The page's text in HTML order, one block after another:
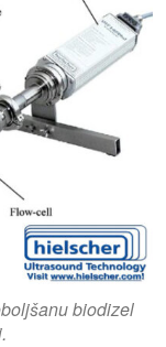
biodizel